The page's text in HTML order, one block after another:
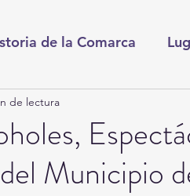
de la Comarca
Nacionales
Municipio
de lectura